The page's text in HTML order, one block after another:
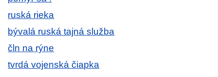
ruská rieka
bývalá ruská tajná služba
čln na rýne
tvrdá vojenská čiapka